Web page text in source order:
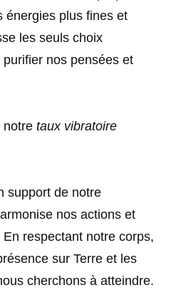
énergies plus fines et
les seuls choix
nos pensées et
notre taux vibratoire
support de notre
nos actions et
respectant notre corps,
sur Terre et les
cherchons à atteindre.